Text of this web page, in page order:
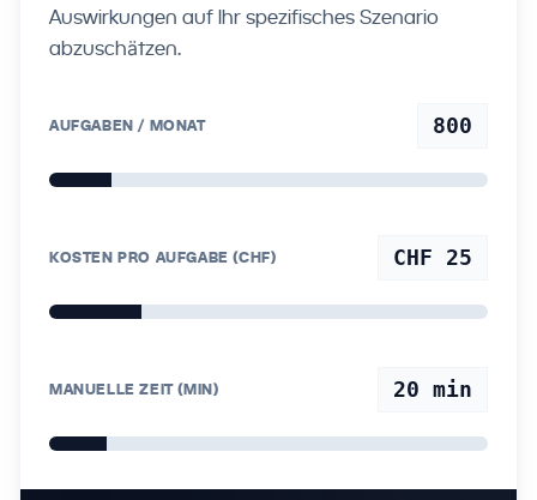
Auswirkungen auf Ihr spezifisches Szenario
abzuschätzen.
AUFGABEN / MONAT 800
KOSTEN PRO AUFGABE (CHF) CHF 25
MANUELLE ZEIT (MIN) 20 min